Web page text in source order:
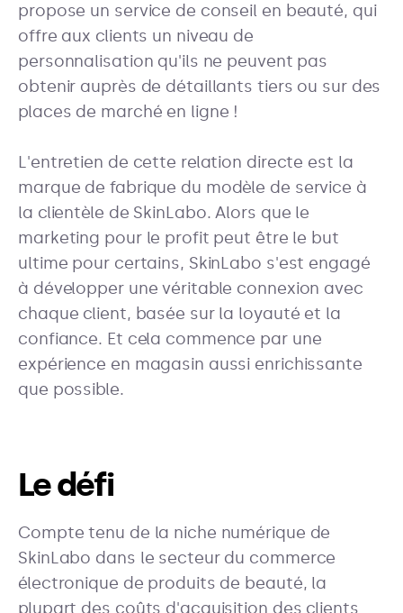
propose un service de conseil en beauté, qui
offre aux clients un niveau de
personnalisation qu'ils ne peuvent pas
obtenir auprès de détaillants tiers ou sur des
places de marché en ligne !
L'entretien de cette relation directe est la
marque de fabrique du modèle de service à
la clientèle de SkinLabo. Alors que le
marketing pour le profit peut être le but
ultime pour certains, SkinLabo s'est engagé
à développer une véritable connexion avec
chaque client, basée sur la loyauté et la
confiance. Et cela commence par une
expérience en magasin aussi enrichissante
que possible.
Le défi
Compte tenu de la niche numérique de
SkinLabo dans le secteur du commerce
électronique de produits de beauté, la
plupart des coûts d'acquisition des clients